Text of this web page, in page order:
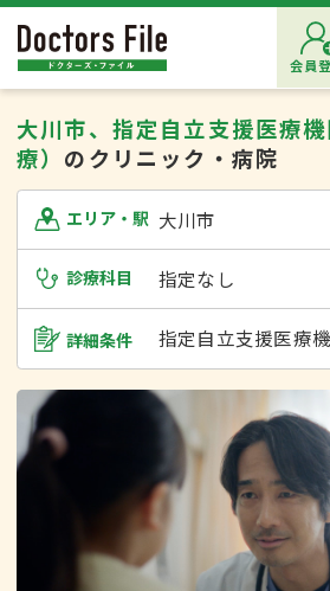
会員
大川市、指定自立支援医療
療） のクリニック・病院
エリア・駅 大川市
診療科目 指定なし
詳細条件